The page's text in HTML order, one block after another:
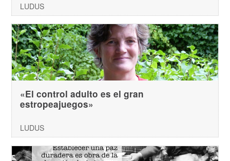
LUDUS
«El control adulto es el gran
estropeajuegos»
LUDUS